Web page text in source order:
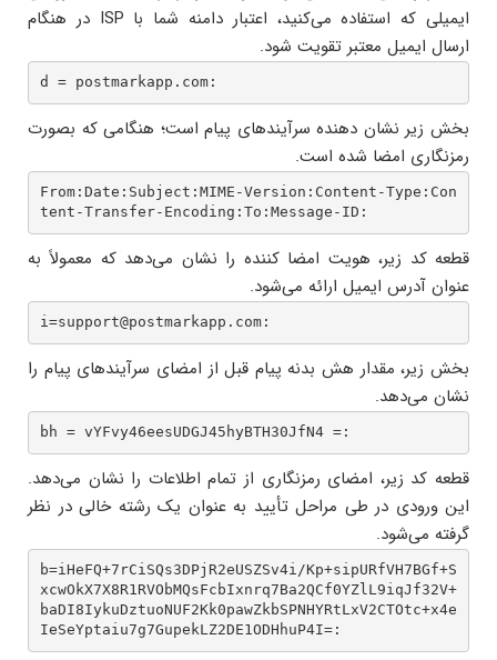
ایمیلی که استفاده می‌کنید، اعتبار دامنه شما با ISP در هنگام
ارسال ایمیل معتبر تقویت شود.
d = postmarkapp.com:
بخش زیر نشان دهنده سرآیندهای پیام است؛ هنگامی که بصورت
رمزنگاری امضا شده است.
From:Date:Subject:MIME-Version:Content-Type:Con
tent-Transfer-Encoding:To:Message-ID:
قطعه کد زیر، هویت امضا کننده را نشان می‌دهد که معمولاً به
عنوان آدرس ایمیل ارائه می‌شود.
i=support@postmarkapp.com:
بخش زیر، مقدار هش بدنه پیام قبل از امضای سرآیندهای پیام را
نشان می‌دهد.
bh = vYFvy46eesUDGJ45hyBTH30JfN4 =:
قطعه کد زیر، امضای رمزنگاری از تمام اطلاعات را نشان می‌دهد.
این ورودی در طی مراحل تأیید به عنوان یک رشته خالی در نظر
گرفته می‌شود.
b=iHeFQ+7rCiSQs3DPjR2eUSZSv4i/Kp+sipURfVH7BGf+S
xcwOkX7X8R1RVObMQsFcbIxnrq7Ba2QCf0YZlL9iqJf32V+
baDI8IykuDztuoNUF2Kk0pawZkbSPNHYRtLxV2CTOtc+x4e
IeSeYptaiu7g7GupekLZ2DE1ODHhuP4I=: